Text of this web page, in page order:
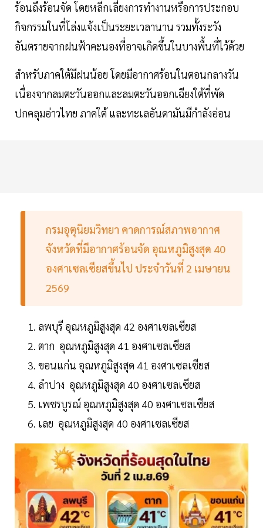
ร้อนถึงร้อนจัด โดยหลีกเลี่ยงการทำงานหรือการประกอบ
กิจกรรมในที่โล่งแจ้งเป็นระยะเวลานาน รวมทั้งระวัง
อันตรายจากฝนฟ้าคะนองที่อาจเกิดขึ้นในบางพื้นที่ไว้ด้วย
สำหรับภาคใต้มีฝนน้อย โดยมีอากาศร้อนในตอนกลางวัน
เนื่องจากลมตะวันออกและลมตะวันออกเฉียงใต้ที่พัด
ปกคลุมอ่าวไทย ภาคใต้ และทะเลอันดามันมีกำลังอ่อน
กรมอุตุนิยมวิทยา คาดการณ์สภาพอากาศ
จังหวัดที่มีอากาศร้อนจัด อุณหภูมิสูงสุด 40
องศาเซลเซียสขึ้นไป ประจำวันที่ 2 เมษายน
2569
ลพบุรี อุณหภูมิสูงสุด 42 องศาเซลเซียส
ตาก อุณหภูมิสูงสุด 41 องศาเซลเซียส
ขอนแก่น อุณหภูมิสูงสุด 41 องศาเซลเซียส
ลำปาง อุณหภูมิสูงสุด 40 องศาเซลเซียส
เพชรบูรณ์ อุณหภูมิสูงสุด 40 องศาเซลเซียส
เลย อุณหภูมิสูงสุด 40 องศาเซลเซียส